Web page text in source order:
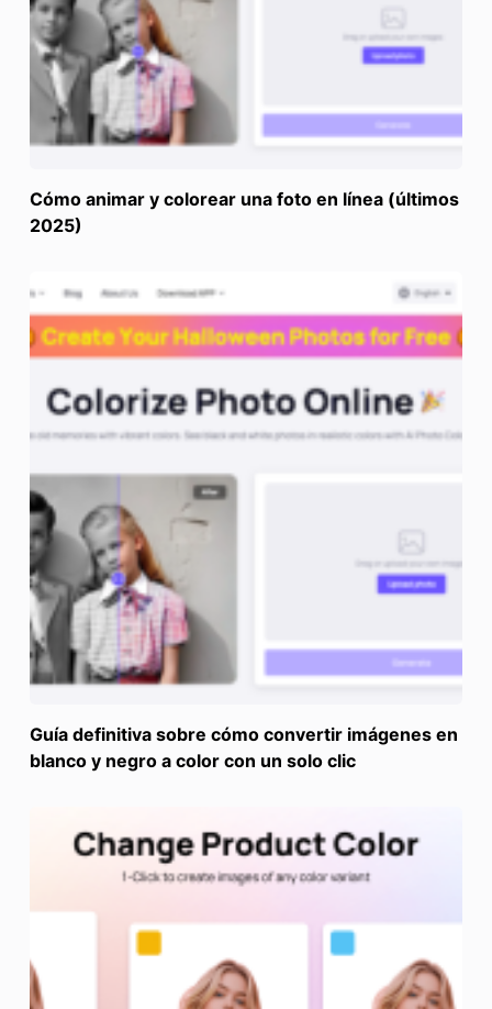
Cómo animar y colorear una foto en línea (últimos
2025)
Guía definitiva sobre cómo convertir imágenes en
blanco y negro a color con un solo clic